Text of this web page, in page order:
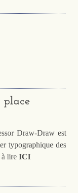
place
Draw-Draw est
typographique des
lire ICI